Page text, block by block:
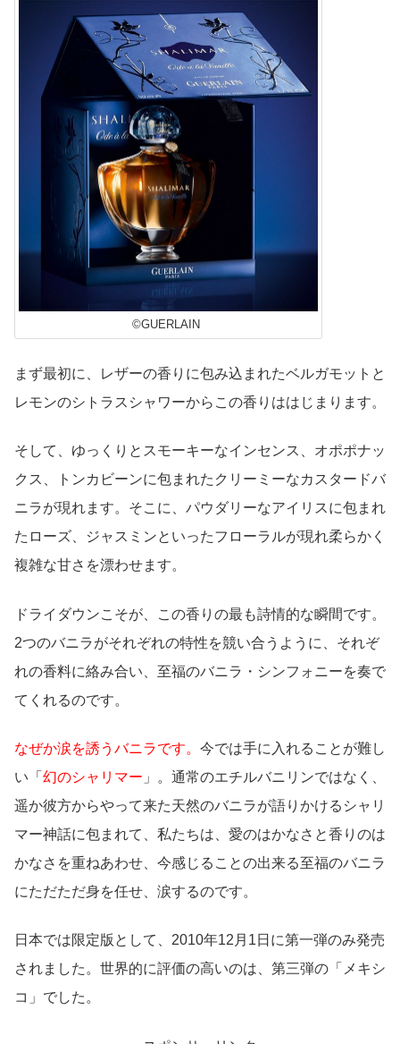
©GUERLAIN
まず最初に、レザーの香りに包み込まれたベルガモットと
レモンのシトラスシャワーからこの香りははじまります。
そして、ゆっくりとスモーキーなインセンス、オポポナッ
クス、トンカビーンに包まれたクリーミーなカスタードバ
ニラが現れます。そこに、パウダリーなアイリスに包まれ
たローズ、ジャスミンといったフローラルが現れ柔らかく
複雑な甘さを漂わせます。
ドライダウンこそが、この香りの最も詩情的な瞬間です。
2つのバニラがそれぞれの特性を競い合うように、それぞ
れの香料に絡み合い、至福のバニラ・シンフォニーを奏で
てくれるのです。
なぜか涙を誘うバニラです。 今では手に入れることが難し
い「 幻のシャリマー 」。通常のエチルバニリンではなく、
遥か彼方からやって来た天然のバニラが語りかけるシャリ
マー神話に包まれて、私たちは、愛のはかなさと香りのは
かなさを重ねあわせ、今感じることの出来る至福のバニラ
にただただ身を任せ、涙するのです。
日本では限定版として、2010年12月1日に第一弾のみ発売
されました。世界的に評価の高いのは、第三弾の「メキシ
コ」でした。